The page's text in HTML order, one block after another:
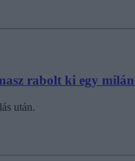
rabolt ki egy
után.